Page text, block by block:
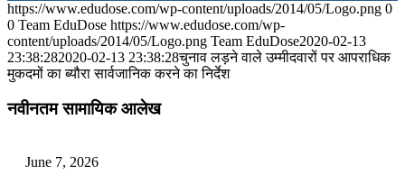
July 31, 2026
📝 डेली करेंट अफेयर्स: 28-31 जुलाई 2026
July 25, 2026
https://www.edudose.com/wp-content/uploads/2014/05/Logo.png 0
0 Team EduDose https://www.edudose.com/wp-
content/uploads/2014/05/Logo.png Team EduDose2020-02-13
23:38:282020-02-13 23:38:28चुनाव लड़ने वाले उम्‍मीदवारों पर आपराधिक
मुकदमों का ब्‍यौरा सार्वजानिक करने का निर्देश
नवीनतम सामायिक आलेख
June 7, 2026